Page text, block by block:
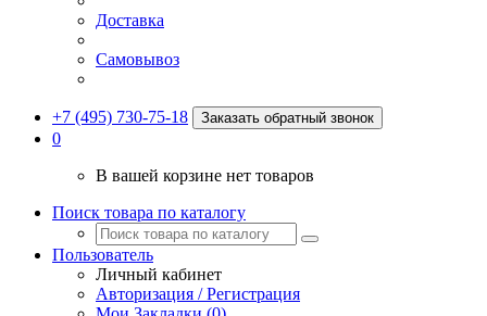
Доставка
Самовывоз
+7 (495) 730-75-18 Заказать обратный звонок
0
В вашей корзине нет товаров
Поиск товара по каталогу
Пользователь
Личный кабинет
Авторизация / Регистрация